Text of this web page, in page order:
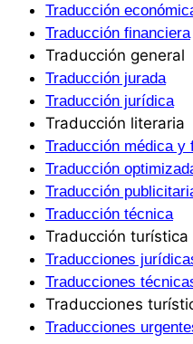
Traducción
Traducción financiera
Traducción general
Traducción jurada
Traducción jurídica
Traducción literaria
Traducción médica y
Traducción
Traducción
Traducción técnica
Traducción turística
Traducciones
Traducciones
Traducciones
Traducciones